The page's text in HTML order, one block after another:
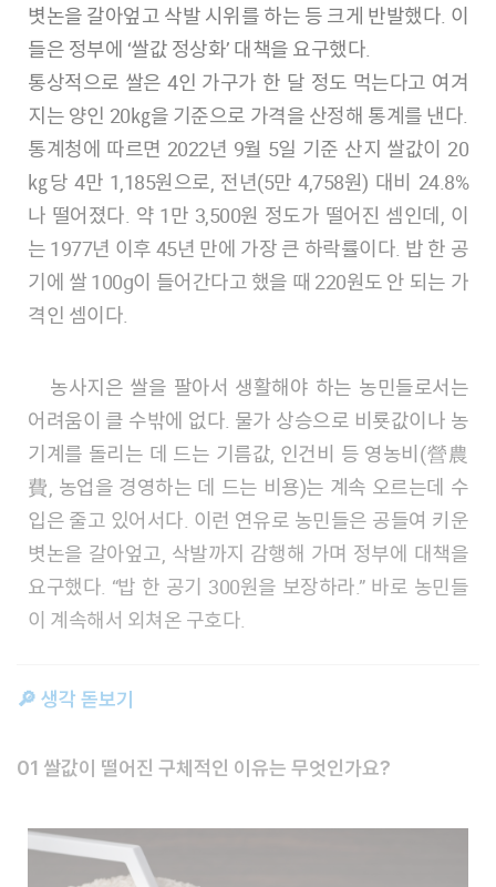
볏논을 갈아엎고 삭발 시위를 하는 등 크게 반발했다. 이
들은 정부에 ‘쌀값 정상화’ 대책을 요구했다.
통상적으로 쌀은 4인 가구가 한 달 정도 먹는다고 여겨
지는 양인 20㎏을 기준으로 가격을 산정해 통계를 낸다.
통계청에 따르면 2022년 9월 5일 기준 산지 쌀값이 20
㎏당 4만 1,185원으로, 전년(5만 4,758원) 대비 24.8%
나 떨어졌다. 약 1만 3,500원 정도가 떨어진 셈인데, 이
는 1977년 이후 45년 만에 가장 큰 하락률이다. 밥 한 공
기에 쌀 100g이 들어간다고 했을 때 220원도 안 되는 가
격인 셈이다.
농사지은 쌀을 팔아서 생활해야 하는 농민들로서는
어려움이 클 수밖에 없다. 물가 상승으로 비룟값이나 농
기계를 돌리는 데 드는 기름값, 인건비 등 영농비(營農
費, 농업을 경영하는 데 드는 비용)는 계속 오르는데 수
입은 줄고 있어서다. 이런 연유로 농민들은 공들여 키운
볏논을 갈아엎고, 삭발까지 감행해 가며 정부에 대책을
요구했다. “밥 한 공기 300원을 보장하라.” 바로 농민들
이 계속해서 외쳐온 구호다.
🔎 생각 돋보기
01 쌀값이 떨어진 구체적인 이유는 무엇인가요?